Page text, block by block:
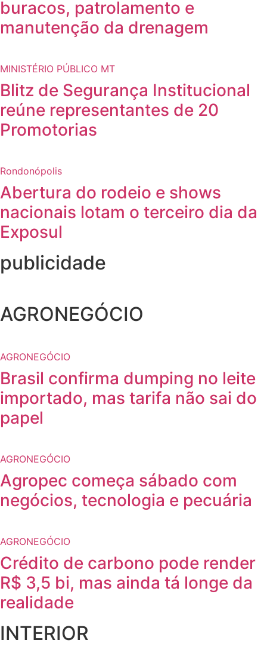
buracos, patrolamento e
manutenção da drenagem
MINISTÉRIO PÚBLICO MT
Blitz de Segurança Institucional
reúne representantes de 20
Promotorias
Rondonópolis
Abertura do rodeio e shows
nacionais lotam o terceiro dia da
Exposul
publicidade
AGRONEGÓCIO
AGRONEGÓCIO
Brasil confirma dumping no leite
importado, mas tarifa não sai do
papel
AGRONEGÓCIO
Agropec começa sábado com
negócios, tecnologia e pecuária
AGRONEGÓCIO
Crédito de carbono pode render
R$ 3,5 bi, mas ainda tá longe da
realidade
INTERIOR